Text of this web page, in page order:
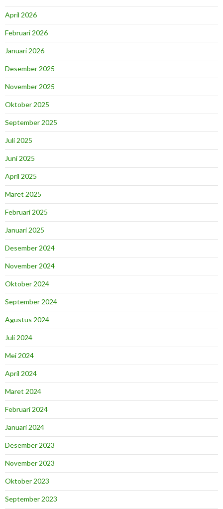
April 2026
Februari 2026
Januari 2026
Desember 2025
November 2025
Oktober 2025
September 2025
Juli 2025
Juni 2025
April 2025
Maret 2025
Februari 2025
Januari 2025
Desember 2024
November 2024
Oktober 2024
September 2024
Agustus 2024
Juli 2024
Mei 2024
April 2024
Maret 2024
Februari 2024
Januari 2024
Desember 2023
November 2023
Oktober 2023
September 2023